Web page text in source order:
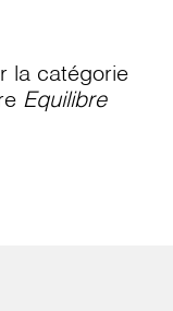
la catégorie
Equilibre